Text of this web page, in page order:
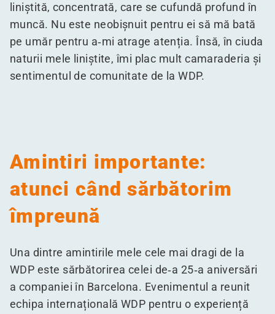
liniștită, concentrată, care se cufundă profund în
muncă. Nu este neobișnuit pentru ei să mă bată
pe umăr pentru a‑mi atrage atenția. Însă, în ciuda
naturii mele liniștite, îmi plac mult camaraderia și
sentimentul de comunitate de la WDP.
Amintiri importante:
atunci când sărbătorim
împreună
Una dintre amintirile mele cele mai dragi de la
WDP este sărbătorirea celei de‑a 25‑a aniversări
a companiei în Barcelona. Evenimentul a reunit
echipa internațională WDP pentru o experiență